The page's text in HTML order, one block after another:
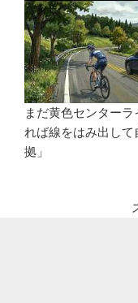
まだ黄色センター
れば線をはみ出し
拠」